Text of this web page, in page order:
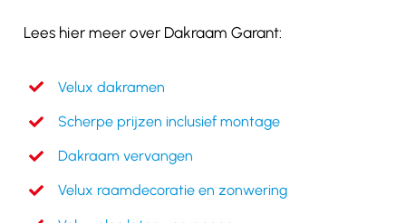
Lees hier meer over Dakraam Garant:
Velux dakramen
Scherpe prijzen inclusief montage
Dakraam vervangen
Velux raamdecoratie en zonwering